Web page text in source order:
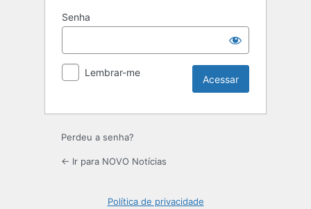
Senha
Lembrar-me
Perdeu a senha?
← Ir para NOVO Notícias
Política de privacidade